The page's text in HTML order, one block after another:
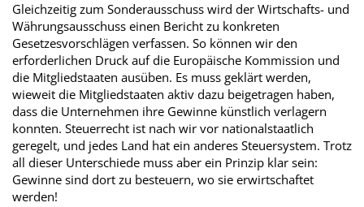
Gleichzeitig zum Sonderausschuss wird der Wirtschafts- und
Währungsausschuss einen Bericht zu konkreten
Gesetzesvorschlägen verfassen. So können wir den
erforderlichen Druck auf die Europäische Kommission und
die Mitgliedstaaten ausüben. Es muss geklärt werden,
wieweit die Mitgliedstaaten aktiv dazu beigetragen haben,
dass die Unternehmen ihre Gewinne künstlich verlagern
konnten. Steuerrecht ist nach wir vor nationalstaatlich
geregelt, und jedes Land hat ein anderes Steuersystem. Trotz
all dieser Unterschiede muss aber ein Prinzip klar sein:
Gewinne sind dort zu besteuern, wo sie erwirtschaftet
werden!